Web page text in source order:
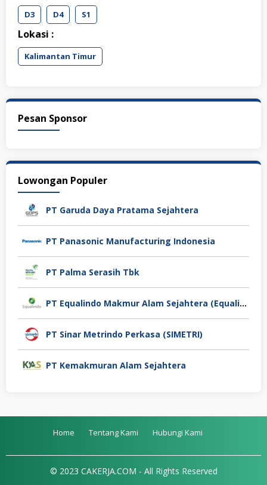
D3 D4 S1
Lokasi :
Kalimantan Timur
Pesan Sponsor
Lowongan Populer
PT Garuda Daya Pratama Sejahtera
PT Panasonic Manufacturing Indonesia
PT Palma Serasih Tbk
PT Equalindo Makmur Alam Sejahtera (Equalindo Group)
PT Sinar Metrindo Perkasa (SIMETRI)
PT Kemakmuran Alam Sejahtera
Home Tentang Kami Hubungi Kami
© 2023 CAKERJA.COM - All Rights Reserved